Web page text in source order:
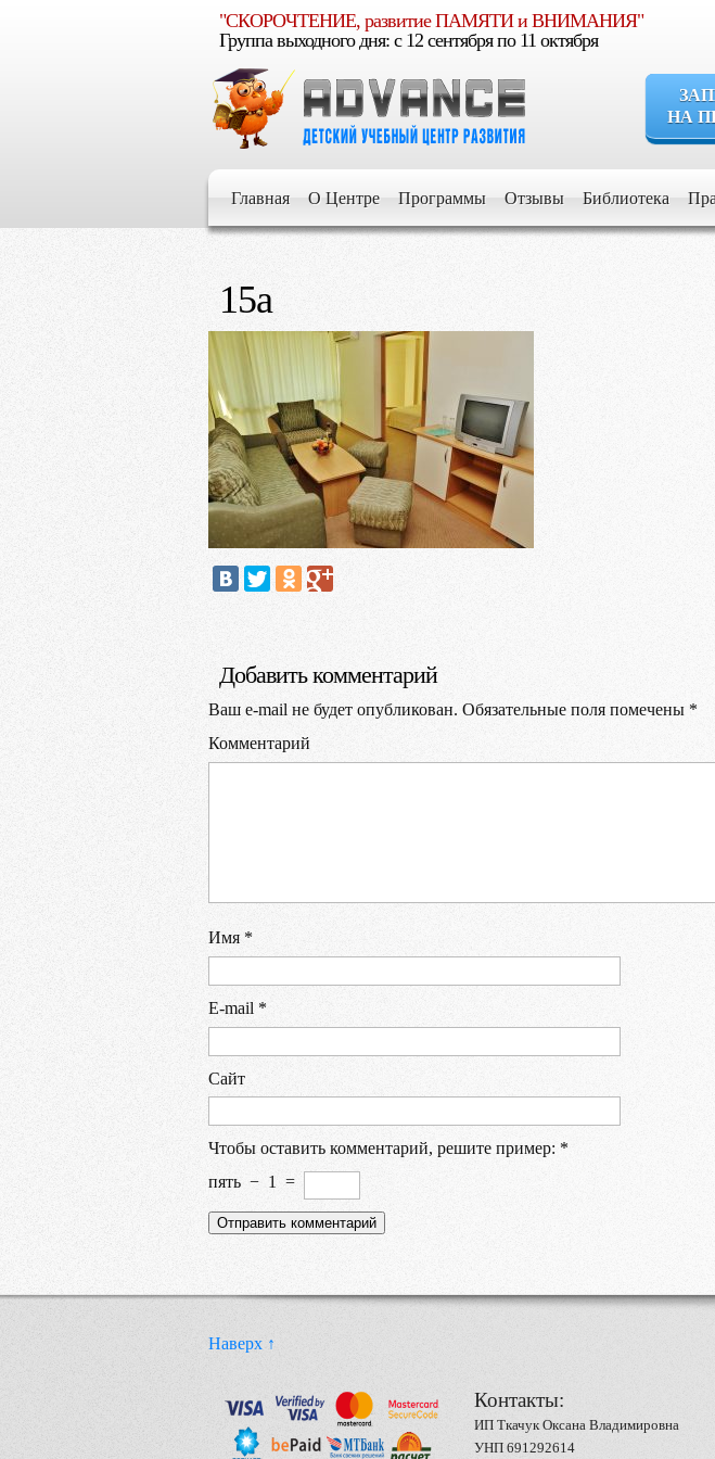
"СКОРОЧТЕНИЕ, развитие ПАМЯТИ и ВНИМАНИЯ"
Группа выходного дня: c 12 сентября по 11 октября
НА
Главная О Центре Программы Отзывы Библиотека
Если Вы уверены, что Ваш
Если Вы стремитесь дать ему
15а
Добавить комментарий
Ваш e-mail не будет опубликован. Обязательные поля помечены *
Комментарий
Имя *
E-mail *
Сайт
Чтобы оставить комментарий, решите пример: *
пять − 1 =
Наверх ↑
Контакты:
ИП Ткачук Оксана Владимировна
УНП 691292614